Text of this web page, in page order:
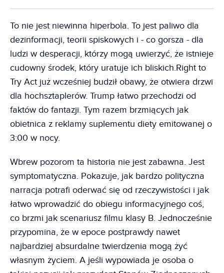
To nie jest niewinna hiperbola. To jest paliwo dla
dezinformacji, teorii spiskowych i - co gorsza - dla
ludzi w desperacji, którzy mogą uwierzyć, że istnieje
cudowny środek, który uratuje ich bliskich.Right to
Try Act już wcześniej budził obawy, że otwiera drzwi
dla hochsztaplerów. Trump łatwo przechodzi od
faktów do fantazji. Tym razem brzmiących jak
obietnica z reklamy suplementu diety emitowanej o
3:00 w nocy.
Wbrew pozorom ta historia nie jest zabawna. Jest
symptomatyczna. Pokazuje, jak bardzo polityczna
narracja potrafi oderwać się od rzeczywistości i jak
łatwo wprowadzić do obiegu informacyjnego coś,
co brzmi jak scenariusz filmu klasy B. Jednocześnie
przypomina, że w epoce postprawdy nawet
najbardziej absurdalne twierdzenia mogą żyć
własnym życiem. A jeśli wypowiada je osoba o